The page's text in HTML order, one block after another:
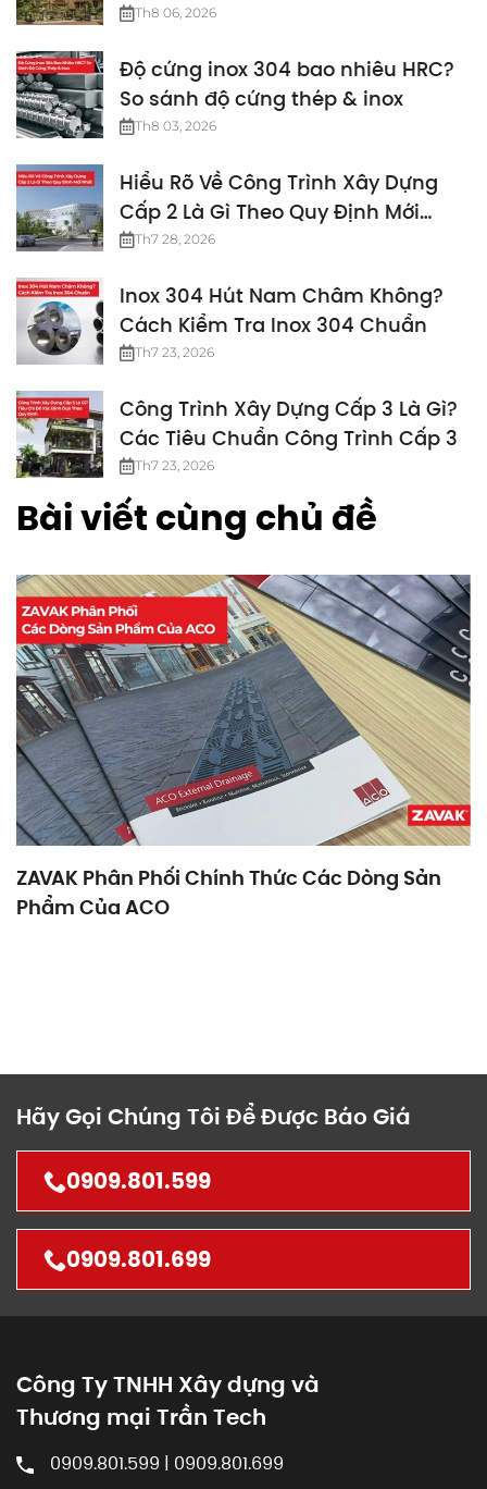
Th8 06, 2026
Độ cứng inox 304 bao nhiêu HRC?
So sánh độ cứng thép & inox
Th8 03, 2026
Hiểu Rõ Về Công Trình Xây Dựng
Cấp 2 Là Gì Theo Quy Định Mới
Nhất
Th7 28, 2026
Inox 304 Hút Nam Châm Không?
Cách Kiểm Tra Inox 304 Chuẩn
Th7 23, 2026
Công Trình Xây Dựng Cấp 3 Là Gì?
Các Tiêu Chuẩn Công Trình Cấp 3
Th7 23, 2026
Bài viết cùng chủ đề
ZAVAK Phân Phối Chính Thức Các Dòng Sản
Phẩm Của ACO
Hãy Gọi Chúng Tôi Để Được Báo Giá
0909.801.599
0909.801.699
Công Ty TNHH Xây dựng và
Thương mại Trần Tech
0909.801.599 | 0909.801.699